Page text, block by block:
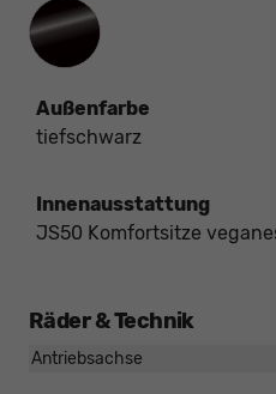
Außenfarbe
tiefschwarz
Innenausstattung
JS50 Komfortsitze
Räder & Technik
Antriebsachse